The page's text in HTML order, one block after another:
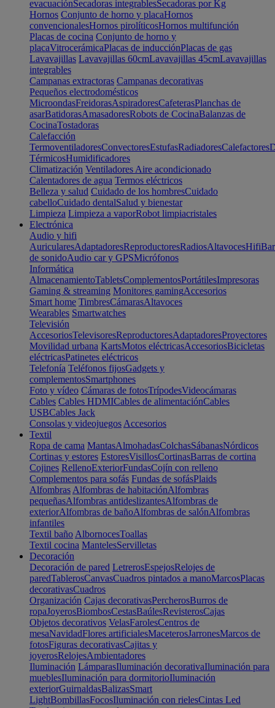
evacuaciónSecadoras integrablesSecadoras por Kg
Hornos Conjunto de horno y placaHornos
convencionalesHornos pirolíticosHornos multifunción
Placas de cocina Conjunto de horno y
placaVitrocerámicaPlacas de inducciónPlacas de gas
Lavavajillas Lavavajillas 60cmLavavajillas 45cmLavavajillas
integrables
Campanas extractoras Campanas decorativas
Pequeños electrodomésticos
MicroondasFreidorasAspiradoresCafeterasPlanchas de
asarBatidorasAmasadoresRobots de CocinaBalanzas de
CocinaTostadoras
Calefacción
TermoventiladoresConvectoresEstufasRadiadoresCalefactores
TérmicosHumidificadores
Climatización Ventiladores Aire acondicionado
Calentadores de agua Termos eléctricos
Belleza y salud Cuidado de los hombresCuidado
cabelloCuidado dentalSalud y bienestar
Limpieza Limpieza a vaporRobot limpiacristales
Electrónica
Audio y hifi
AuricularesAdaptadoresReproductoresRadiosAltavocesHifi
de sonidoAudio car y GPSMicrófonos
Informática
AlmacenamientoTabletsComplementosPortátilesImpresoras
Gaming & streaming Monitores gamingAccesorios
Smart home TimbresCámarasAltavoces
Wearables Smartwatches
Televisión
AccesoriosTelevisoresReproductoresAdaptadoresProyectores
Movilidad urbana KartsMotos eléctricasAccesoriosBicicletas
eléctricasPatinetes eléctricos
Telefonía Teléfonos fijosGadgets y
complementosSmartphones
Foto y vídeo Cámaras de fotosTrípodesVideocámaras
Cables Cables HDMICables de alimentaciónCables
USBCables Jack
Consolas y videojuegos Accesorios
Textil
Ropa de cama MantasAlmohadasColchasSábanasNórdicos
Cortinas y estores EstoresVisillosCortinasBarras de cortina
Cojines RellenoExteriorFundasCojín con relleno
Complementos para sofás Fundas de sofásPlaids
Alfombras Alfombras de habitaciónAlfombras
pequeñasAlfombras antideslizantesAlfombras de
exteriorAlfombras de bañoAlfombras de salónAlfombras
infantiles
Textil baño AlbornocesToallas
Textil cocina MantelesServilletas
Decoración
Decoración de pared LetrerosEspejosRelojes de
paredTablerosCanvasCuadros pintados a manoMarcosPlacas
decorativasCuadros
Organización Cajas decorativasPercherosBurros de
ropaJoyerosBiombosCestasBaúlesRevisterosCajas
Objetos decorativos VelasFarolesCentros de
mesaNavidadFlores artificialesMaceterosJarronesMarcos de
fotosFiguras decorativasCajitas y
joyerosRelojesAmbientadores
Iluminación LámparasIluminación decorativaIluminación para
mueblesIluminación para dormitorioIluminación
exteriorGuirnaldasBalizasSmart
LightBombillasFocosIluminación con rielesCintas Led